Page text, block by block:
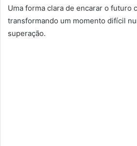
Uma forma clara de encarar o futuro
transformando um momento difícil
superação.